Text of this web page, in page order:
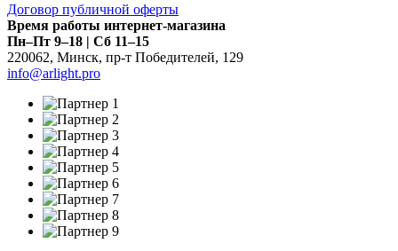
Договор публичной оферты
Время работы интернет-магазина
Пн–Пт 9–18 | Сб 11–15
220062, Минск, пр-т Победителей, 129
info@arlight.pro